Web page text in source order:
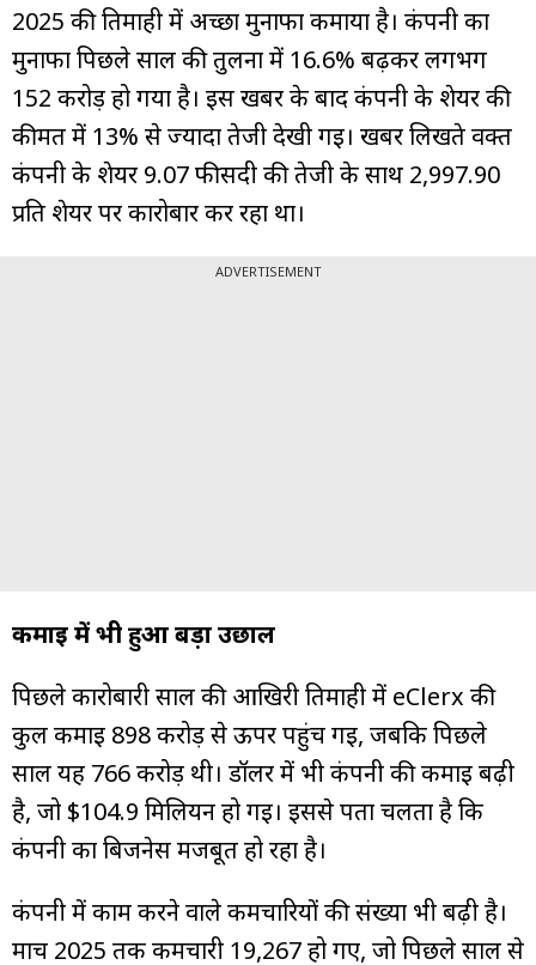
2025 की तिमाही में अच्छा मुनाफा कमाया है। कंपनी का
मुनाफा पिछले साल की तुलना में 16.6% बढ़कर लगभग
₹152 करोड़ हो गया है। इस खबर के बाद कंपनी के शेयर की
कीमत में 13% से ज्यादा तेजी देखी गई। खबर लिखते वक्त
कंपनी के शेयर 9.07 फीसदी की तेजी के साथ ₹2,997.90
प्रति शेयर पर कारोबार कर रहा था।
ADVERTISEMENT
कमाई में भी हुआ बड़ा उछाल
पिछले कारोबारी साल की आखिरी तिमाही में eClerx की
कुल कमाई ₹898 करोड़ से ऊपर पहुंच गई, जबकि पिछले
साल यह ₹766 करोड़ थी। डॉलर में भी कंपनी की कमाई बढ़ी
है, जो $104.9 मिलियन हो गई। इससे पता चलता है कि
कंपनी का बिजनेस मजबूत हो रहा है।
कंपनी में काम करने वाले कर्मचारियों की संख्या भी बढ़ी है।
मार्च 2025 तक कर्मचारी 19,267 हो गए, जो पिछले साल से